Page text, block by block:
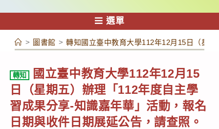
容
選單
> 圖書館 > 轉知國立臺中教育大學112年12月15日（星
轉知
國立臺中教育大學112年12月15
日（星期五）辦理「112年度自主學
習成果分享-知識嘉年華」活動，報名
日期與收件日期展延公告，請查照。